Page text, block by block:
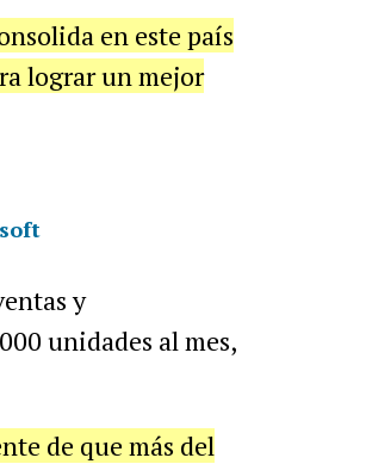
en este país
lograr un mejor
y
unidades al mes,
de que más del